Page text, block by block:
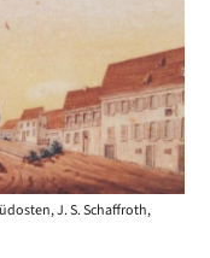
J. S. Schaffroth,